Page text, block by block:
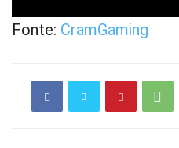
Fonte: CramGaming